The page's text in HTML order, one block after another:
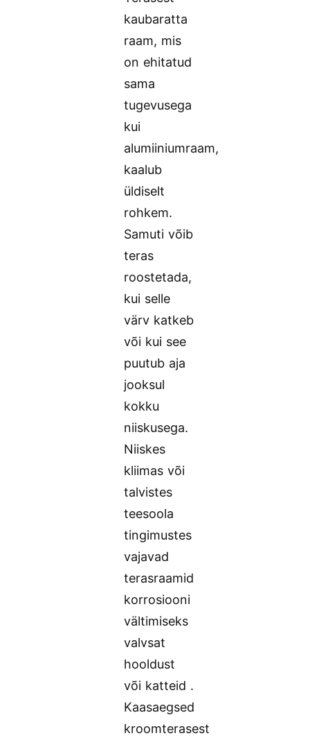
kaubaratta
raam, mis
on ehitatud
sama
tugevusega
kui
alumiiniumraam,
kaalub
üldiselt
rohkem.
Samuti võib
teras
roostetada,
kui selle
värv katkeb
või kui see
puutub aja
jooksul
kokku
niiskusega.
Niiskes
kliimas või
talvistes
teesoola
tingimustes
vajavad
terasraamid
korrosiooni
vältimiseks
valvsat
hooldust
või katteid .
Kaasaegsed
kroomterasest